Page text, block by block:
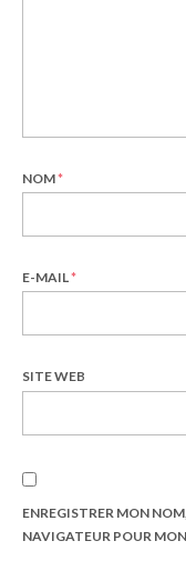
NOM*
E-MAIL*
SITE WEB
ENREGISTRER MON
NAVIGATEUR POUR